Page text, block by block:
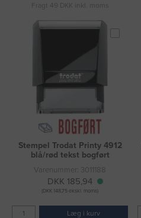
Fragt 49 DKK inkl. moms
Stempel Trodat Printy 4912
blå/rød tekst bogført
Varenummer: 3011188
DKK 185,94
(DKK 148,75 ekskl. moms)
Læg i kurv